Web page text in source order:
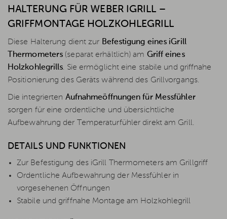
HALTERUNG FÜR WEBER IGRILL –
GRIFFMONTAGE HOLZKOHLEGRILL
Diese Halterung dient zur Befestigung eines iGrill
Thermometers (separat erhältlich) am Griff eines
Holzkohlegrills. Sie ermöglicht eine stabile und griffnahe
Positionierung des Geräts während des Grillvorgangs.
Die integrierten Aufnahmeöffnungen für Messfühler
sorgen für eine ordentliche und übersichtliche
Aufbewahrung der Temperaturfühler direkt am Grill.
DETAILS UND FUNKTIONEN
Zur Befestigung des iGrill Thermometers am Grillgriff
Ordentliche Aufbewahrung der Messfühler in
vorgesehenen Öffnungen
Stabile und griffnahe Montage am Holzkohlegrill